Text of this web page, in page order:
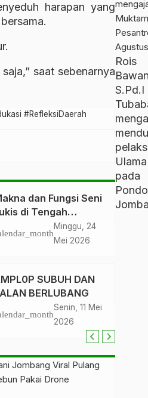
harapan yang
saat sebenarnya
#RefleksiDaerah
dan Fungsi Seni
di Tengah
Masyarakat Tubaba
Minggu, 24
Mei 2026
SUBUH DAN
BERLUBANG
Senin, 11 Mei
2026
Rois